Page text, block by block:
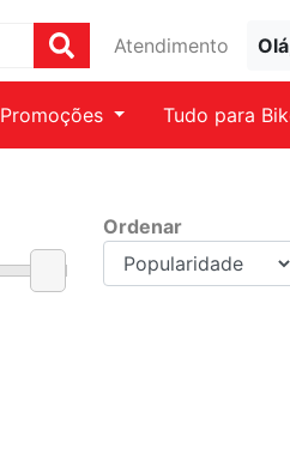
Atendimento
Promoções Tudo para
Ordenar